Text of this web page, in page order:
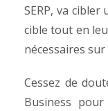
SERP, va
cible tout en
nécessaires
Cessez de
Business